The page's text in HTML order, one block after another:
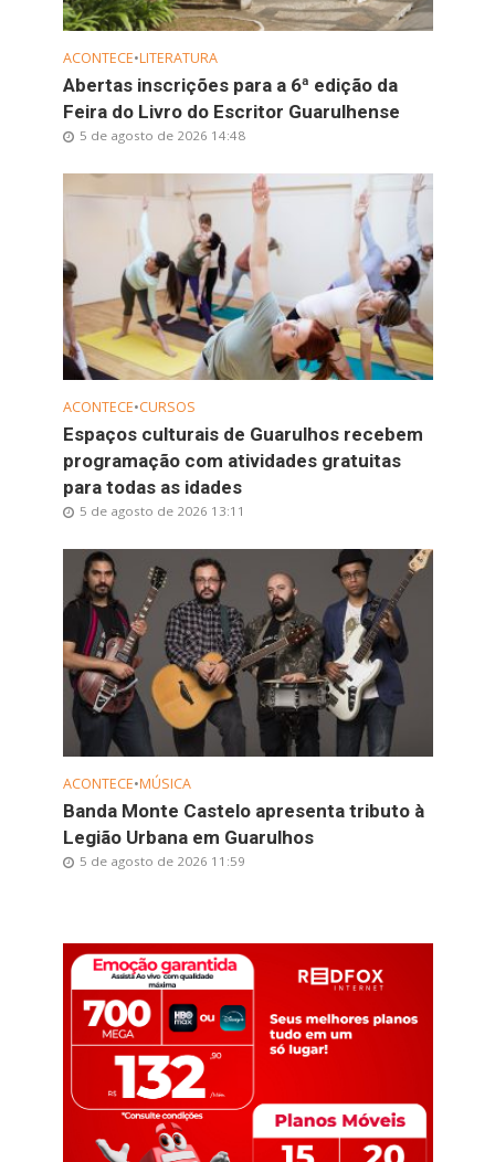
ACONTECE•LITERATURA
Abertas inscrições para a 6ª edição da
Feira do Livro do Escritor Guarulhense
5 de agosto de 2026 14:48
ACONTECE•CURSOS
Espaços culturais de Guarulhos recebem
programação com atividades gratuitas
para todas as idades
5 de agosto de 2026 13:11
ACONTECE•MÚSICA
Banda Monte Castelo apresenta tributo à
Legião Urbana em Guarulhos
5 de agosto de 2026 11:59